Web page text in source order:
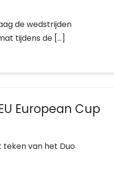
de wedstrijden
tijdens de […]
European Cup
teken van het Duo